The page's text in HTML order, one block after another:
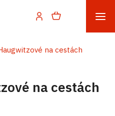
na cestách
na cestách